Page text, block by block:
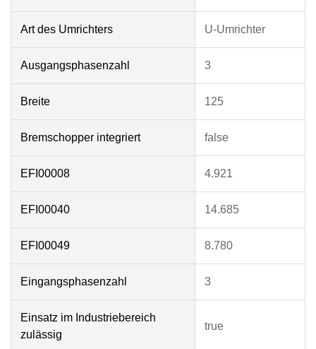
Art des Umrichters U-Umrichter
Ausgangsphasenzahl 3
Breite 125
Bremschopper integriert false
EFI00008 4.921
EFI00040 14.685
EFI00049 8.780
Eingangsphasenzahl 3
Einsatz im Industriebereich
zulässig
true